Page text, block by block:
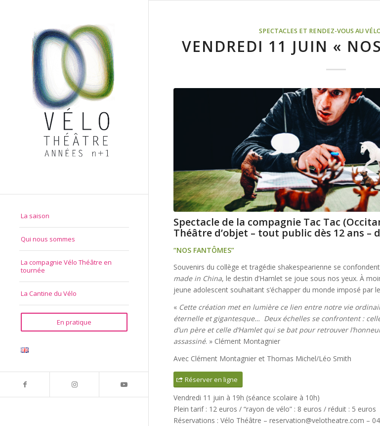
La saison
Qui nous sommes
La compagnie Vélo Théâtre en
tournée
La Cantine du Vélo
En pratique
SPECTACLES ET RENDEZ-VOUS AU
VENDREDI 11 JUIN «
Spectacle de la compagnie Tac Tac
Théâtre d’objet – tout public dès 12 ans –
“NOS FANTÔMES”
Souvenirs du collège et tragédie shakespearienne se
made in China, le destin d’Hamlet se joue sous nos yeux. À
jeune adolescent souhaitant s’échapper du monde imposé par
« Cette création met en lumière ce lien entre notre vie
éternelle et gigantesque… Deux échelles se confrontent :
d’un père et celle d’Hamlet qui se bat pour retrouver
assassiné. » Clément Montagnier
Avec Clément Montagnier et Thomas Michel/Léo Smith
Réserver en ligne
Vendredi 11 juin à 19h (séance scolaire à 10h)
Plein tarif : 12 euros / “rayon de vélo” : 8 euros / réduit : 5 euros
Réservations : Vélo Théâtre – reservation@velotheatre.com –